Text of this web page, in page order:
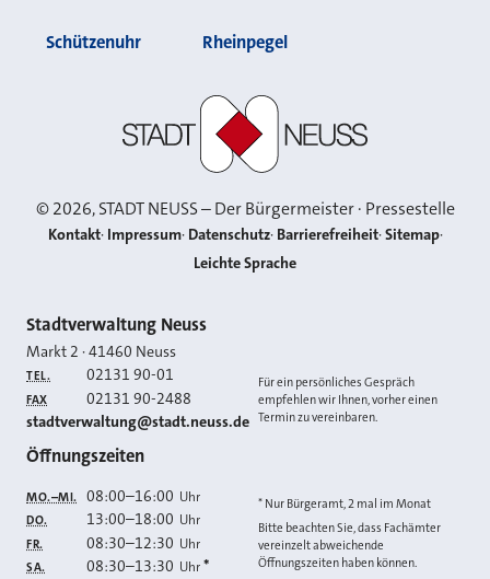
Schützenuhr Rheinpegel
©2026, STADT NEUSS – Der Bürgermeister · Pressestelle
Kontakt Impressum Datenschutz Barrierefreiheit Sitemap
Leichte Sprache
Kontakt
Stadtverwaltung Neuss
Markt 2 ·41460 Neuss
TEL. 02131 90-01
FAX 02131 90-2488
E-MAIL
stadtverwaltung@stadt.neuss.de
Für ein persönliches Gespräch
empfehlen wir Ihnen, vorher einen
Termin zu vereinbaren.
Öffnungszeiten
MO.–MI. 08:00–16:00 Uhr
DO. 13:00–18:00 Uhr
FR. 08:30–12:30 Uhr
SA. 08:30–13:30 Uhr *
* Nur Bürgeramt, 2 mal im Monat
Bitte beachten Sie, dass Fachämter
vereinzelt abweichende
Öffnungszeiten haben können.